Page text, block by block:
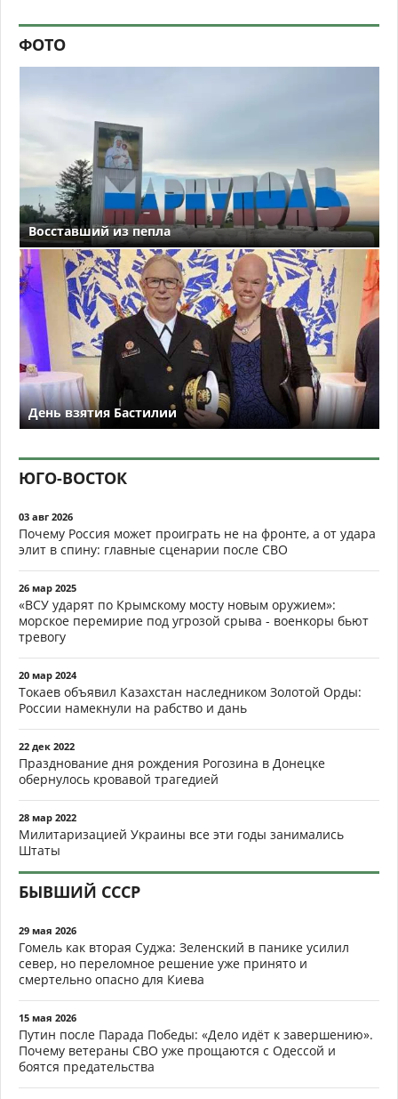
ФОТО
Восставший из пепла
День взятия Бастилии
ЮГО-ВОСТОК
03 авг 2026
Почему Россия может проиграть не на фронте, а от удара
элит в спину: главные сценарии после СВО
26 мар 2025
«ВСУ ударят по Крымскому мосту новым оружием»:
морское перемирие под угрозой срыва - военкоры бьют
тревогу
20 мар 2024
Токаев объявил Казахстан наследником Золотой Орды:
России намекнули на рабство и дань
22 дек 2022
Празднование дня рождения Рогозина в Донецке
обернулось кровавой трагедией
28 мар 2022
Милитаризацией Украины все эти годы занимались
Штаты
БЫВШИЙ СССР
29 мая 2026
Гомель как вторая Суджа: Зеленский в панике усилил
север, но переломное решение уже принято и
смертельно опасно для Киева
15 мая 2026
Путин после Парада Победы: «Дело идёт к завершению».
Почему ветераны СВО уже прощаются с Одессой и
боятся предательства